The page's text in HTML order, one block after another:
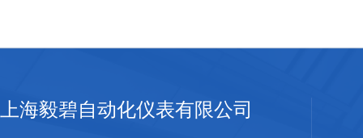
上海毅碧自动化仪表有限公司